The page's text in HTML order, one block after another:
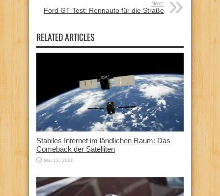
Next:
Ford GT Test: Rennauto für die Straße
RELATED ARTICLES
Stabiles Internet im ländlichen Raum: Das
Comeback der Satelliten
Mai 13, 2026